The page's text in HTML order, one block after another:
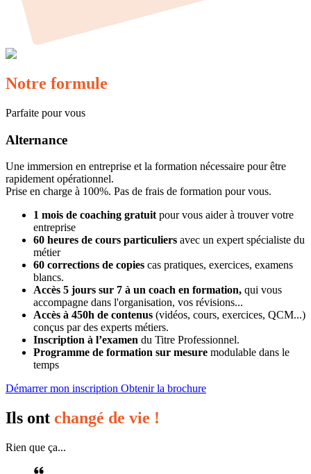
Notre formule
Parfaite pour vous
Alternance
Une immersion en entreprise et la formation nécessaire pour être
rapidement opérationnel.
Prise en charge à 100%. Pas de frais de formation pour vous.
1 mois de coaching gratuit pour vous aider à trouver votre
entreprise
60 heures de cours particuliers avec un expert spécialiste du
métier
60 corrections de copies cas pratiques, exercices, examens
blancs.
Accès 5 jours sur 7 à un coach en formation, qui vous
accompagne dans l'organisation, vos révisions...
Accès à 450h de contenus (vidéos, cours, exercices, QCM...)
conçus par des experts métiers.
Inscription à l’examen du Titre Professionnel.
Programme de formation sur mesure modulable dans le
temps
Démarrer mon inscription Obtenir la brochure
Ils ont changé de vie !
Rien que ça...